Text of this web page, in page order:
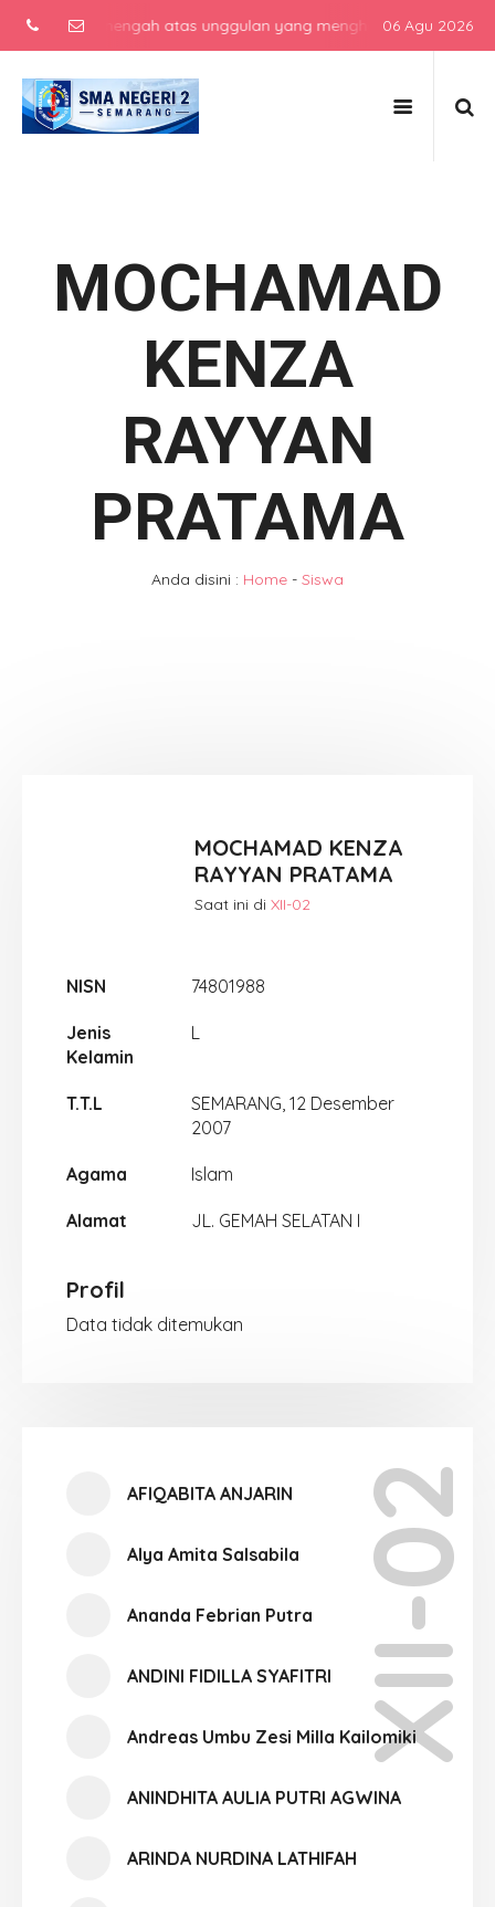
menengah atas unggulan yang menghasilkan lulusan
06 Agu 2026
MOCHAMAD
KENZA
RAYYAN
PRATAMA
Anda disini : Home - Siswa
MOCHAMAD KENZA
RAYYAN PRATAMA
Saat ini diXII-02
NISN 74801988
Jenis
Kelamin
L
T.T.L
SEMARANG, 12 Desember
2007
Agama Islam
Alamat JL. GEMAH SELATAN I
Profil
Data tidak ditemukan
XII-02
AFIQABITA ANJARIN
Alya Amita Salsabila
Ananda Febrian Putra
ANDINI FIDILLA SYAFITRI
Andreas Umbu Zesi Milla Kailomiki
ANINDHITA AULIA PUTRI AGWINA
ARINDA NURDINA LATHIFAH